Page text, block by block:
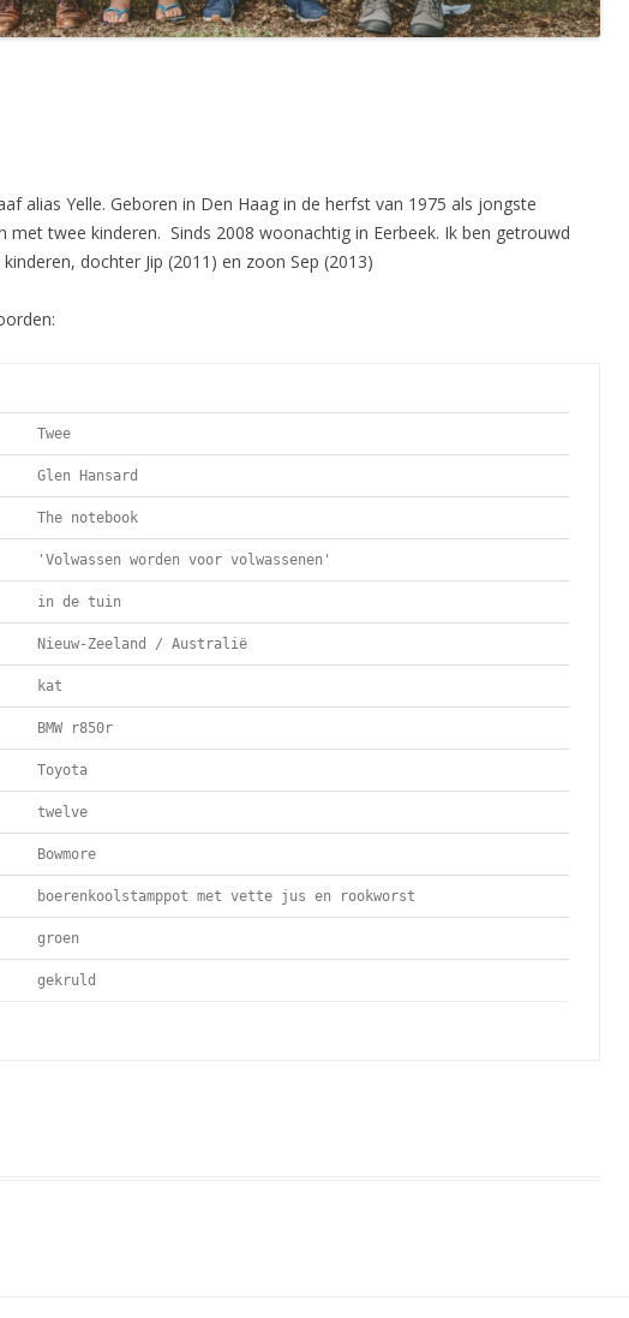
alias Yelle. Geboren in Den Haag in de herfst van 1975 als jongste
met twee kinderen. Sinds 2008 woonachtig in Eerbeek. Ik ben getrouwd
dochter Jip (2011) en zoon Sep (2013)
Twee
Glen Hansard
The notebook
'Volwassen worden voor volwassenen'
in de tuin
Nieuw-Zeeland / Australië
kat
BMW r850r
Toyota
twelve
Bowmore
boerenkoolstamppot met vette jus en rookworst
groen
gekruld